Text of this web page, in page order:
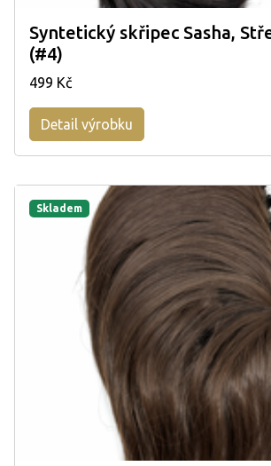
Syntetický skřipec Sasha,
(#4)
499 Kč
Detail výrobku
Skladem